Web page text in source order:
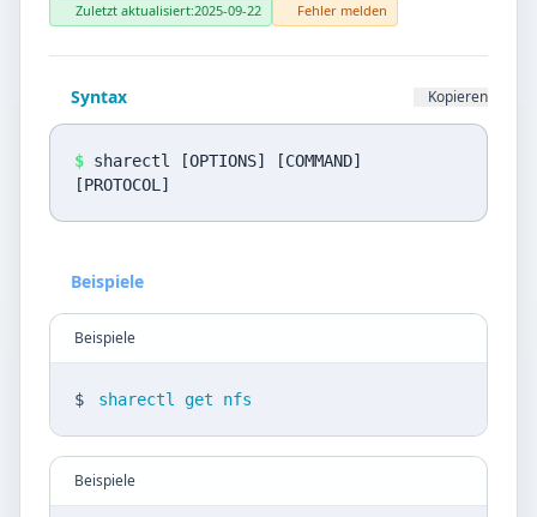
Datenschutz
DE EN
Design
Zuletzt aktualisiert:2025-09-22 Fehler melden
Syntax Kopieren
$ sharectl [OPTIONS] [COMMAND]
[PROTOCOL]
Beispiele
Beispiele
$ sharectl get nfs
Beispiele